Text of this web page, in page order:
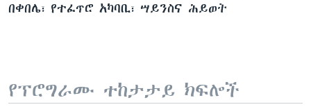
በቀበሌ፣ የተፈጥሮ አካባቢ፣ ሣይንስና ሕይወት
የፕሮግራሙ ተከታታይ ክፍሎች